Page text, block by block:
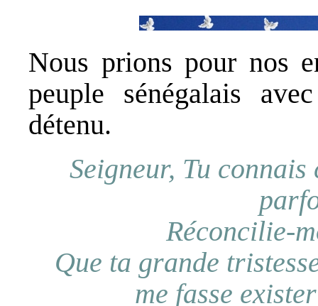
Nous prions pour nos
peuple sénégalais
détenu.
Seigneur, Tu
Réconcilie-
Que ta grande
me fasse